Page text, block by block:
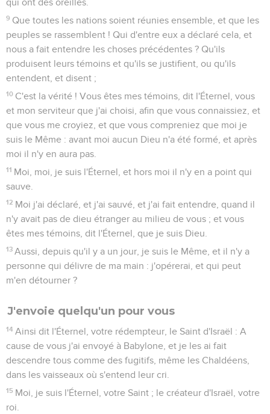
qui ont des oreilles.
9 Que toutes les nations soient réunies ensemble, et que les
peuples se rassemblent ! Qui d'entre eux a déclaré cela, et
nous a fait entendre les choses précédentes ? Qu'ils
produisent leurs témoins et qu'ils se justifient, ou qu'ils
entendent, et disent ;
10 C'est la vérité ! Vous êtes mes témoins, dit l'Éternel, vous
et mon serviteur que j'ai choisi, afin que vous connaissiez, et
que vous me croyiez, et que vous compreniez que moi je
suis le Même : avant moi aucun Dieu n'a été formé, et après
moi il n'y en aura pas.
11 Moi, moi, je suis l'Éternel, et hors moi il n'y en a point qui
sauve.
12 Moi j'ai déclaré, et j'ai sauvé, et j'ai fait entendre, quand il
n'y avait pas de dieu étranger au milieu de vous ; et vous
êtes mes témoins, dit l'Éternel, que je suis Dieu.
13 Aussi, depuis qu'il y a un jour, je suis le Même, et il n'y a
personne qui délivre de ma main : j'opérerai, et qui peut
m'en détourner ?
J'envoie quelqu'un pour vous
14 Ainsi dit l'Éternel, votre rédempteur, le Saint d'Israël : A
cause de vous j'ai envoyé à Babylone, et je les ai fait
descendre tous comme des fugitifs, même les Chaldéens,
dans les vaisseaux où s'entend leur cri.
15 Moi, je suis l'Éternel, votre Saint ; le créateur d'Israël, votre
roi.